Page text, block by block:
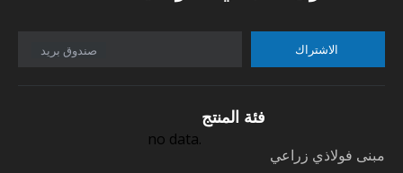
صندوق بريد
no data.
فئة المنتج
مبنى فولاذي زراعي